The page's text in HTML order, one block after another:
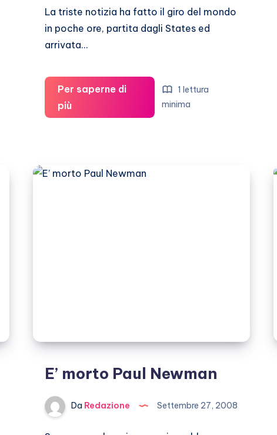
La triste notizia ha fatto il giro del mondo
in poche ore, partita dagli States ed
arrivata…
Per saperne di
piùRussell
Crowe
anzi
1 lettura
minima
E’ morto Paul Newman
Da Redazione Settembre 27, 2008